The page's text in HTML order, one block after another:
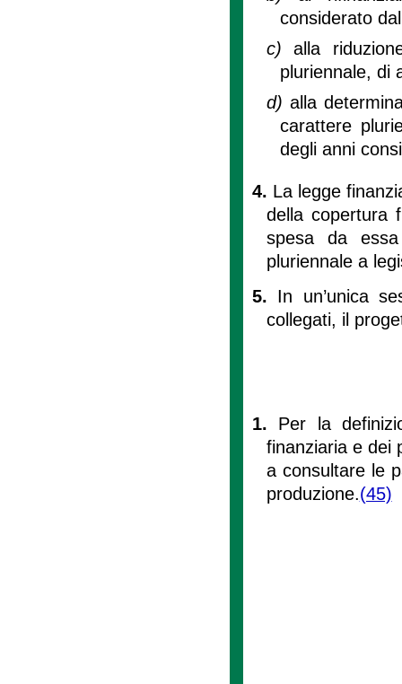
considerato
c)alla
pluriennale, di
d) alla
carattere
degli anni
4. La legge
della copertura
spesa da
pluriennale a
5. In un’unica
collegati, il
1. Per la
finanziaria e dei
a consultare le
produzione.(45)